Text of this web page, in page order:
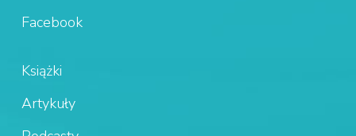
Facebook
Książki
Artykuły